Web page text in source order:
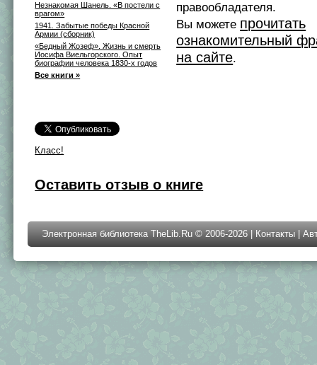
Незнакомая Шанель. «В постели с
врагом»
1941. Забытые победы Красной
Армии (сборник)
«Бедный Жозеф». Жизнь и смерть
Иосифа Виельгорского. Опыт
биографии человека 1830-х годов
Все книги »
Класс!
правообладателя.
Вы можете прочитать
ознакомительный
на сайте.
Оставить отзыв о книге
Электронная библиотека TheLib.Ru © 2006-2026 | Контакты |